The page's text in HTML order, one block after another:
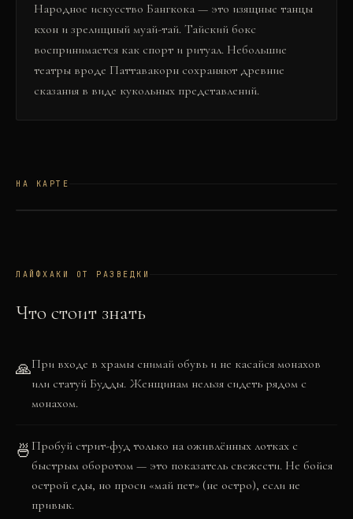
Народное искусство Бангкока — это изящные танцы
кхон и зрелищный муай-тай. Тайский бокс
воспринимается как спорт и ритуал. Небольшие
театры вроде Паттавакорн сохраняют древние
сказания в виде кукольных представлений.
НА КАРТЕ
ЛАЙФХАКИ ОТ РАЗВЕДКИ
Что стоит знать
🙏При входе в храмы снимай обувь и не касайся монахов
или статуй Будды. Женщинам нельзя сидеть рядом с
монахом.
🍜 Пробуй стрит-фуд только на оживлённых лотках с
быстрым оборотом — это показатель свежести. Не бойся
острой еды, но проси «май пет» (не остро), если не
привык.